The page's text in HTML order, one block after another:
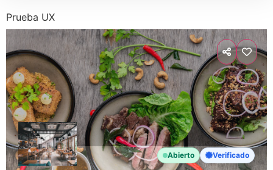
Prueba UX
Abierto Verificado